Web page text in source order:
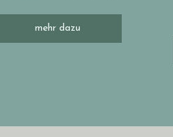
mehr dazu